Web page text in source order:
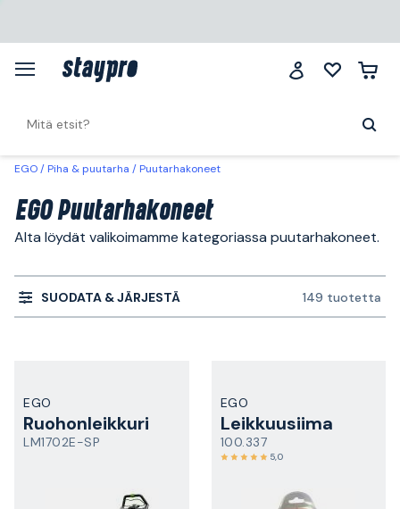
EGO Piha & puutarha Puutarhakoneet
EGO Puutarhakoneet
Alta löydät valikoimamme kategoriassa puutarhakoneet.
SUODATA & JÄRJESTÄ 149 tuotetta
EGO
Ruohonleikkuri
LM1702E-SP
EGO
Leikkuusiima
100.337
5,0